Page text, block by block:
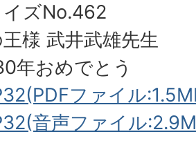
イズNo.462
様 武井武雄先生
年おめでとう
ファイル
音声ファイル